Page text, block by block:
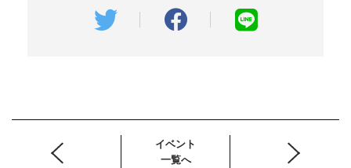
イベント
一覧へ